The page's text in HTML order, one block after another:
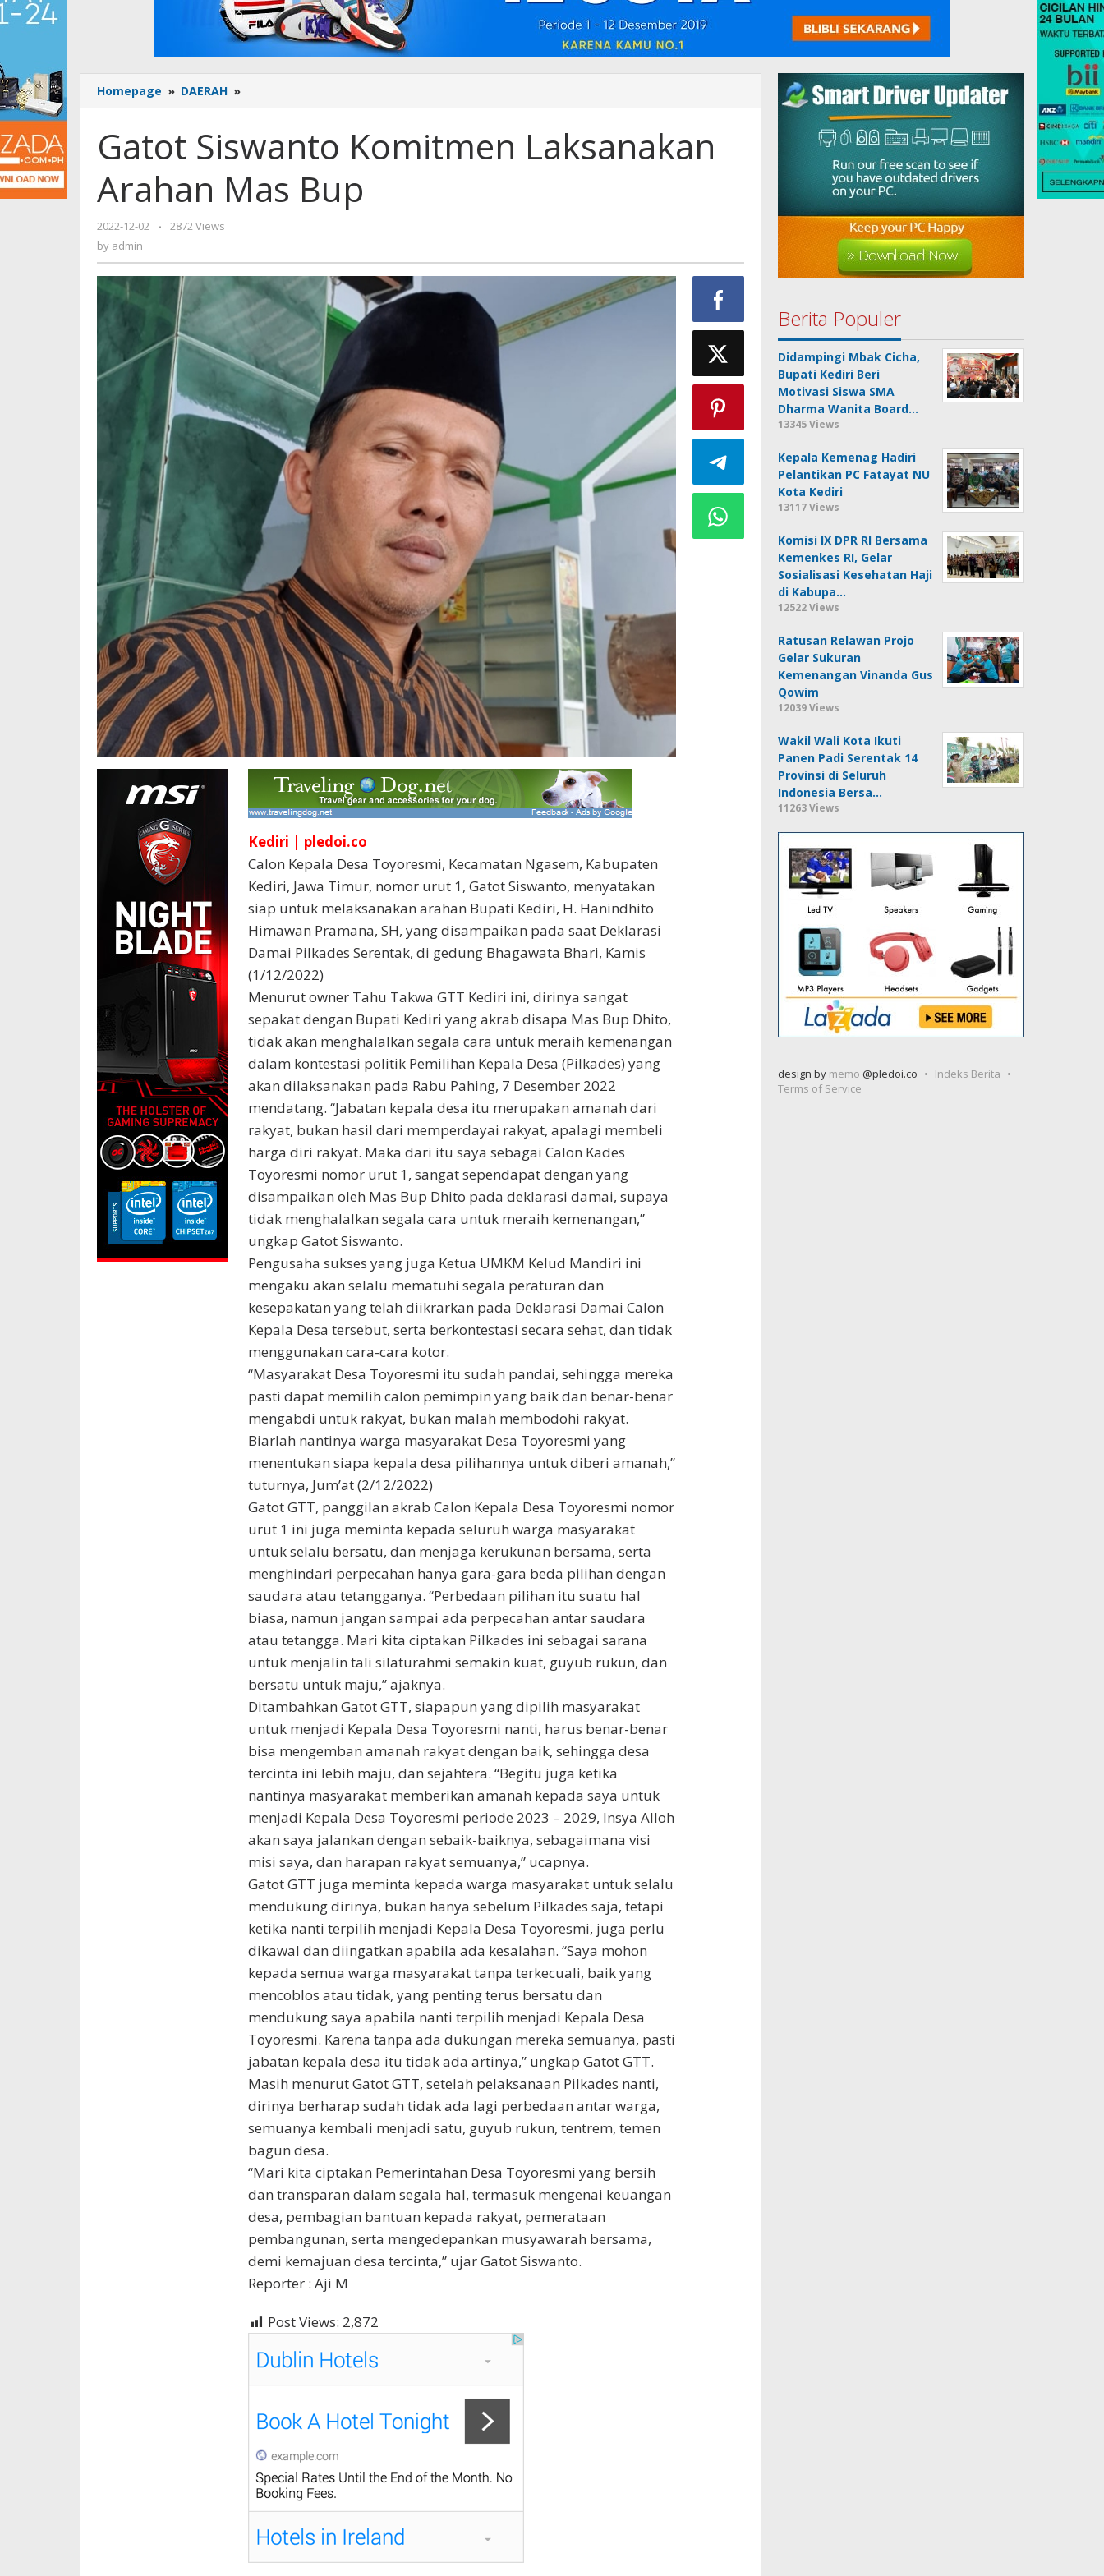
Homepage » DAERAH »
Siswanto
Laksanakan
Arahan
Mas
Bup
Gatot Siswanto Komitmen Laksanakan
Arahan Mas Bup
2022-12-02
by
-
2872 Views
by admin
Kediri | pledoi.co
Calon Kepala Desa Toyoresmi, Kecamatan Ngasem, Kabupaten
Kediri, Jawa Timur, nomor urut 1, Gatot Siswanto, menyatakan
siap untuk melaksanakan arahan Bupati Kediri, H. Hanindhito
Himawan Pramana, SH, yang disampaikan pada saat Deklarasi
Damai Pilkades Serentak, di gedung Bhagawata Bhari, Kamis
(1/12/2022)
Menurut owner Tahu Takwa GTT Kediri ini, dirinya sangat
sepakat dengan Bupati Kediri yang akrab disapa Mas Bup Dhito,
tidak akan menghalalkan segala cara untuk meraih kemenangan
dalam kontestasi politik Pemilihan Kepala Desa (Pilkades) yang
akan dilaksanakan pada Rabu Pahing, 7 Desember 2022
mendatang. “Jabatan kepala desa itu merupakan amanah dari
rakyat, bukan hasil dari memperdayai rakyat, apalagi membeli
harga diri rakyat. Maka dari itu saya sebagai Calon Kades
Toyoresmi nomor urut 1, sangat sependapat dengan yang
disampaikan oleh Mas Bup Dhito pada deklarasi damai, supaya
tidak menghalalkan segala cara untuk meraih kemenangan,”
ungkap Gatot Siswanto.
Pengusaha sukses yang juga Ketua UMKM Kelud Mandiri ini
mengaku akan selalu mematuhi segala peraturan dan
kesepakatan yang telah diikrarkan pada Deklarasi Damai Calon
Kepala Desa tersebut, serta berkontestasi secara sehat, dan tidak
menggunakan cara-cara kotor.
“Masyarakat Desa Toyoresmi itu sudah pandai, sehingga mereka
pasti dapat memilih calon pemimpin yang baik dan benar-benar
mengabdi untuk rakyat, bukan malah membodohi rakyat.
Biarlah nantinya warga masyarakat Desa Toyoresmi yang
menentukan siapa kepala desa pilihannya untuk diberi amanah,”
tuturnya, Jum’at (2/12/2022)
Gatot GTT, panggilan akrab Calon Kepala Desa Toyoresmi nomor
urut 1 ini juga meminta kepada seluruh warga masyarakat
untuk selalu bersatu, dan menjaga kerukunan bersama, serta
menghindari perpecahan hanya gara-gara beda pilihan dengan
saudara atau tetangganya. “Perbedaan pilihan itu suatu hal
biasa, namun jangan sampai ada perpecahan antar saudara
atau tetangga. Mari kita ciptakan Pilkades ini sebagai sarana
untuk menjalin tali silaturahmi semakin kuat, guyub rukun, dan
bersatu untuk maju,” ajaknya.
Ditambahkan Gatot GTT, siapapun yang dipilih masyarakat
untuk menjadi Kepala Desa Toyoresmi nanti, harus benar-benar
bisa mengemban amanah rakyat dengan baik, sehingga desa
tercinta ini lebih maju, dan sejahtera. “Begitu juga ketika
nantinya masyarakat memberikan amanah kepada saya untuk
menjadi Kepala Desa Toyoresmi periode 2023 – 2029, Insya Alloh
akan saya jalankan dengan sebaik-baiknya, sebagaimana visi
misi saya, dan harapan rakyat semuanya,” ucapnya.
Gatot GTT juga meminta kepada warga masyarakat untuk selalu
mendukung dirinya, bukan hanya sebelum Pilkades saja, tetapi
ketika nanti terpilih menjadi Kepala Desa Toyoresmi, juga perlu
dikawal dan diingatkan apabila ada kesalahan. “Saya mohon
kepada semua warga masyarakat tanpa terkecuali, baik yang
mencoblos atau tidak, yang penting terus bersatu dan
mendukung saya apabila nanti terpilih menjadi Kepala Desa
Toyoresmi. Karena tanpa ada dukungan mereka semuanya, pasti
jabatan kepala desa itu tidak ada artinya,” ungkap Gatot GTT.
Masih menurut Gatot GTT, setelah pelaksanaan Pilkades nanti,
dirinya berharap sudah tidak ada lagi perbedaan antar warga,
semuanya kembali menjadi satu, guyub rukun, tentrem, temen
bagun desa.
“Mari kita ciptakan Pemerintahan Desa Toyoresmi yang bersih
dan transparan dalam segala hal, termasuk mengenai keuangan
desa, pembagian bantuan kepada rakyat, pemerataan
pembangunan, serta mengedepankan musyawarah bersama,
demi kemajuan desa tercinta,” ujar Gatot Siswanto.
Reporter : Aji M
Post Views: 2,872
Berita Populer
Didampingi Mbak Cicha,
Bupati Kediri Beri
Motivasi Siswa SMA
Dharma Wanita Board…
13345 Views
Kepala Kemenag Hadiri
Pelantikan PC Fatayat NU
Kota Kediri
13117 Views
Komisi IX DPR RI Bersama
Kemenkes RI, Gelar
Sosialisasi Kesehatan Haji
di Kabupa…
12522 Views
Ratusan Relawan Projo
Gelar Sukuran
Kemenangan Vinanda Gus
Qowim
12039 Views
Wakil Wali Kota Ikuti
Panen Padi Serentak 14
Provinsi di Seluruh
Indonesia Bersa…
11263 Views
design by memo @pledoi.co
Indeks Berita
Terms of Service